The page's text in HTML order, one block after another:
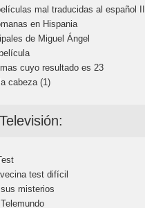
mal traducidas al español II
en Hispania
de Miguel Ángel
cuyo resultado es 23
cabeza (1)
test difícil
misterios